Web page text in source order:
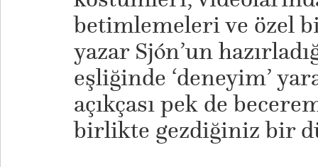
betimlemeleri ve özel
yazar Sjón’un
eşliğinde ‘deneyim’
açıkçası pek de
birlikte gezdiğiniz bir